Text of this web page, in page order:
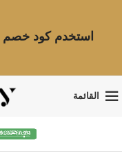
استخدم كود خصم
القائمة